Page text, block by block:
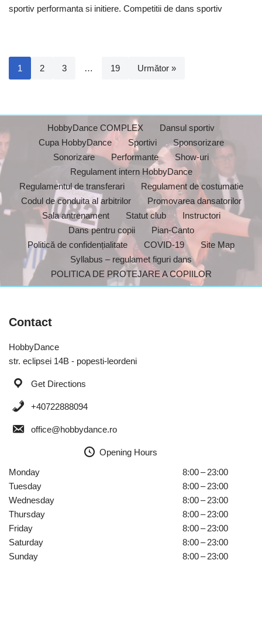
sportiv performanta si initiere. Competitii de dans sportiv
1 2 3 … 19 Următor »
HobbyDance COMPLEX
Dansul sportiv
Cupa HobbyDance
Sportivi
Sponsorizare
Sonorizare
Performante
Show-uri
Regulament intern HobbyDance
Regulamentul de transferari
Regulament de costumatie
Codul de conduita al arbitrilor
Promovarea dansatorilor
Sala antrenament
Statut club
Instructori
Dans pentru copii
Pian-Canto
Politică de confidențialitate
COVID-19
Site Map
Syllabus – regulamet figuri dans
POLITICA DE PROTEJARE A COPIILOR
Contact
HobbyDance
str. eclipsei 14B - popesti-leordeni
Get Directions
+40722888094
office@hobbydance.ro
Opening Hours
Monday
8:00 – 23:00
Tuesday
8:00 – 23:00
Wednesday
8:00 – 23:00
Thursday
8:00 – 23:00
Friday
8:00 – 23:00
Saturday
8:00 – 23:00
Sunday
8:00 – 23:00